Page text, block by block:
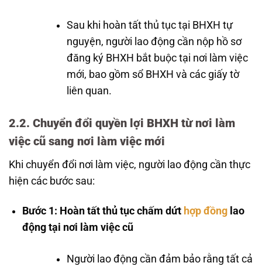
Sau khi hoàn tất thủ tục tại BHXH tự
nguyện, người lao động cần nộp hồ sơ
đăng ký BHXH bắt buộc tại nơi làm việc
mới, bao gồm sổ BHXH và các giấy tờ
liên quan.
2.2. Chuyển đổi quyền lợi BHXH từ nơi làm
việc cũ sang nơi làm việc mới
Khi chuyển đổi nơi làm việc, người lao động cần thực
hiện các bước sau:
Bước 1: Hoàn tất thủ tục chấm dứthợp đồnglao
động tại nơi làm việc cũ
Người lao động cần đảm bảo rằng tất cả